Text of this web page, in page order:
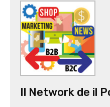
Il Network de il